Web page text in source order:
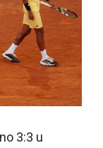
3:3 u